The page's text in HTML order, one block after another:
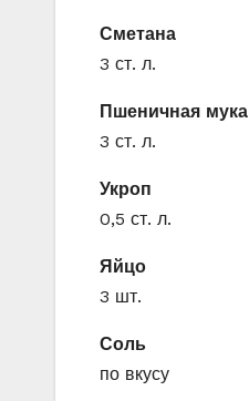
Сметана
3 ст. л.
Пшеничная мука
3 ст. л.
Укроп
0,5 ст. л.
Яйцо
3 шт.
Соль
по вкусу